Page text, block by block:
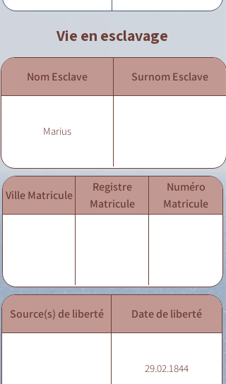
Vie en esclavage
Nom Esclave Surnom Esclave
Marius
Ville Matricule
Registre
Matricule
Numéro
Matricule
Source(s) de liberté Date de liberté
29.02.1844